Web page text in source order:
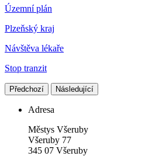
Územní plán
Plzeňský kraj
Návštěva lékaře
Stop tranzit
Předchozí Následující
Adresa
Městys Všeruby
Všeruby 77
345 07 Všeruby